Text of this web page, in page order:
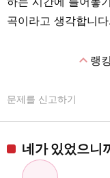
곡이라고 생각합니다.
expand_less랭
문제를 신고하기
네가 있었으니